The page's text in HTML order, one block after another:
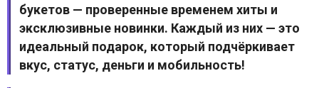
букетов — проверенные временем хиты и
эксклюзивные новинки. Каждый из них — это
идеальный подарок, который подчёркивает
вкус, статус, деньги и мобильность!